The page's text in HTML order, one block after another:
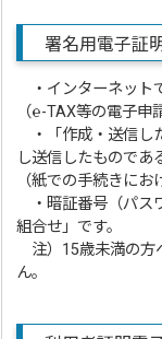
署名用電子証
・インターネット
（℮-TAX等の電子申
・「作成・送信し
し送信したものであ
（紙での手続きにお
・暗証番号（パス
組合せ」です。
注）15歳未満の方
ん。